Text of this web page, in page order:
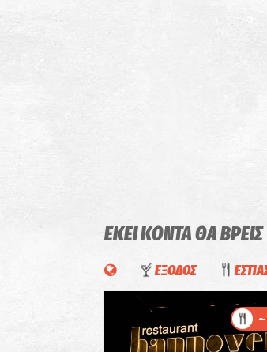
ΕΚΕΙ ΚΟΝΤΑ ΘΑ ΒΡΕΙΣ
ΕΞΟΔΟΣ